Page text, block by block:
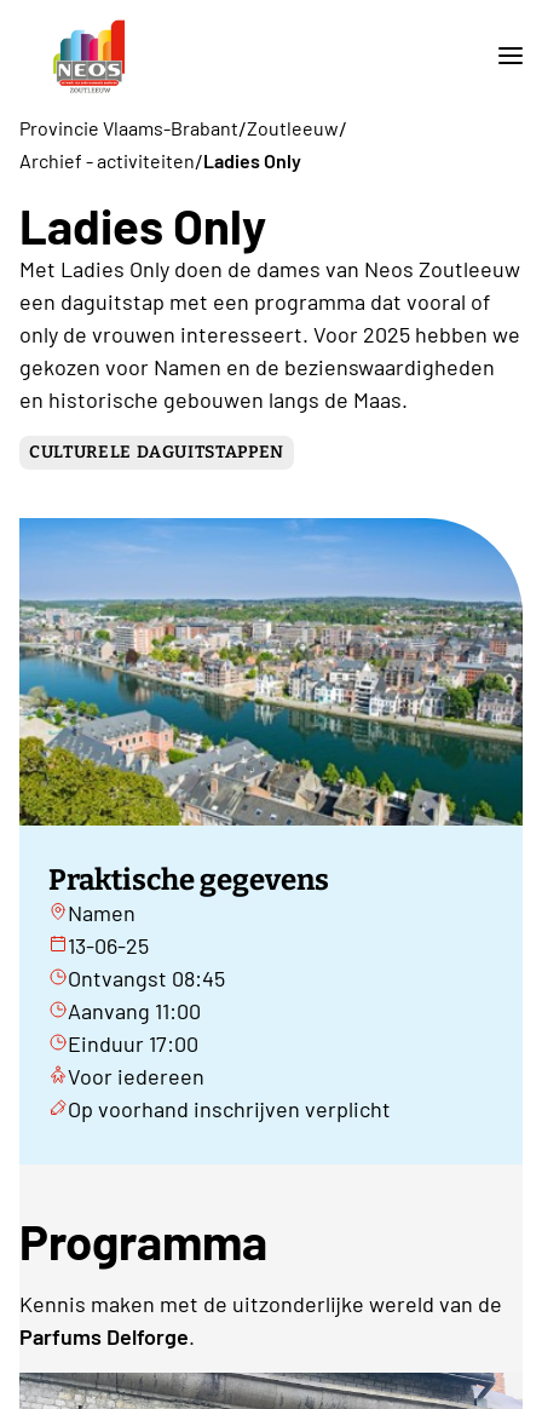
Provincie Vlaams-Brabant/Zoutleeuw/
Archief - activiteiten/Ladies Only
Ladies Only
Met Ladies Only doen de dames van Neos Zoutleeuw
een daguitstap met een programma dat vooral of
only de vrouwen interesseert. Voor 2025 hebben we
gekozen voor Namen en de bezienswaardigheden
en historische gebouwen langs de Maas.
CULTURELE DAGUITSTAPPEN
Praktische gegevens
Namen
13-06-25
Ontvangst 08:45
Aanvang 11:00
Einduur 17:00
Voor iedereen
Op voorhand inschrijven verplicht
Programma
Kennis maken met de uitzonderlijke wereld van de
Parfums Delforge.